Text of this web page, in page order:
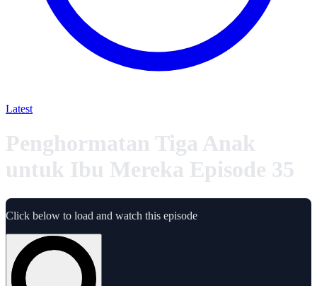
Latest
Penghormatan Tiga Anak
untuk Ibu Mereka Episode 35
Click below to load and watch this episode